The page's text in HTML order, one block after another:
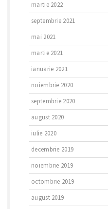
martie 2022
septembrie 2021
mai 2021
martie 2021
ianuarie 2021
noiembrie 2020
septembrie 2020
august 2020
iulie 2020
decembrie 2019
noiembrie 2019
octombrie 2019
august 2019